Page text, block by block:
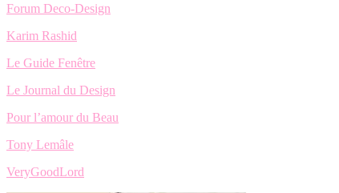
Forum Deco-Design
Karim Rashid
Le Guide Fenêtre
Le Journal du Design
Pour l’amour du Beau
Tony Lemâle
VeryGoodLord